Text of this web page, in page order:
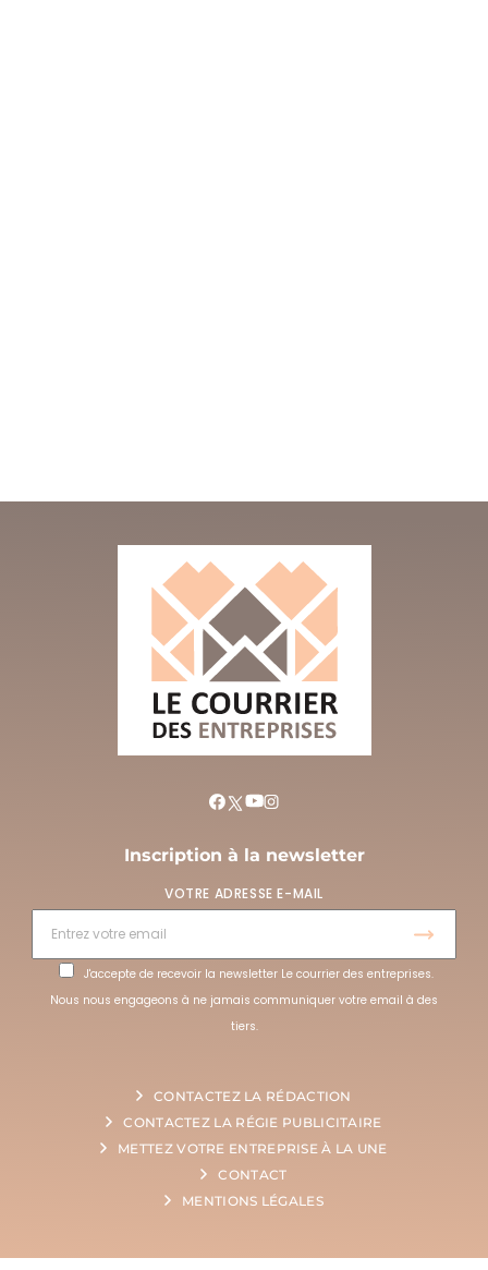
Inscription à la newsletter
VOTRE ADRESSE E-MAIL
J'accepte de recevoir la newsletter Le courrier des entreprises.
Nous nous engageons à ne jamais communiquer votre email à des
tiers.
CONTACTEZ LA RÉDACTION
CONTACTEZ LA RÉGIE PUBLICITAIRE
METTEZ VOTRE ENTREPRISE À LA UNE
CONTACT
MENTIONS LÉGALES